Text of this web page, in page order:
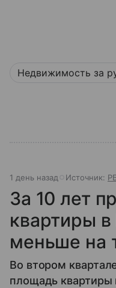
Недвижимость за
1 день назад Источник:
За 10 лет
квартиры
меньше на
Во втором
площадь квартиры